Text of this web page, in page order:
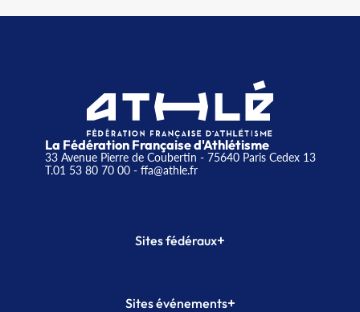
La Fédération Française d'Athlétisme
33 Avenue Pierre de Coubertin - 75640 Paris Cedex 13
T.01 53 80 70 00- ffa@athle.fr
Sites fédéraux+
Plateforme Formation
Sites événements+